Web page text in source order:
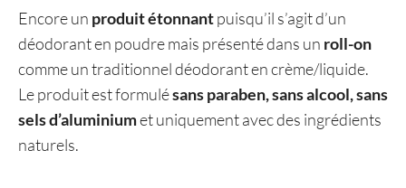
Encore un produit étonnantpuisqu’il s’agit d’un
déodorant en poudre mais présenté dans un roll-on
comme un traditionnel déodorant en crème/liquide.
Le produit est formulésans paraben, sans alcool, sans
sels d’aluminiumet uniquement avec des ingrédients
naturels.